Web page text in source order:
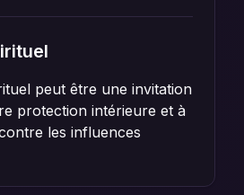
peut être une invitation
protection intérieure et à
les influences